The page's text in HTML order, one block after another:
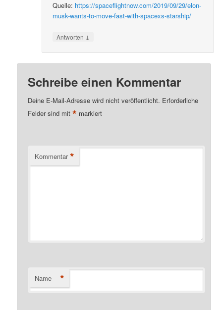
Quelle: https://spaceflightnow.com/2019/09/29/elon-
musk-wants-to-move-fast-with-spacexs-starship/
Antworten ↓
Schreibe einen Kommentar
Deine E-Mail-Adresse wird nicht veröffentlicht. Erforderliche
Felder sind mit* markiert
Kommentar *
Name *